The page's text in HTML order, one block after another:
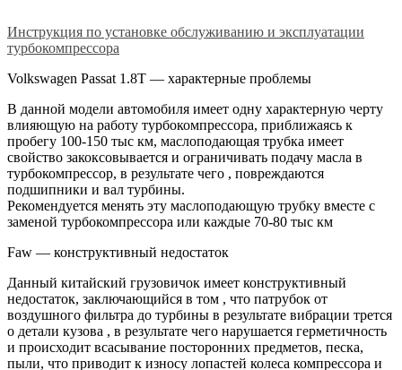
Инструкция по установке обслуживанию и эксплуатации
турбокомпрессора
Volkswagen Passat 1.8T — характерные проблемы
В данной модели автомобиля имеет одну характерную черту
влияющую на работу турбокомпрессора, приближаясь к
пробегу 100-150 тыс км, маслоподающая трубка имеет
свойство закоксовывается и ограничивать подачу масла в
турбокомпрессор, в результате чего , повреждаются
подшипники и вал турбины.
Рекомендуется менять эту маслоподающую трубку вместе с
заменой турбокомпрессора или каждые 70-80 тыс км
Faw — конструктивный недостаток
Данный китайский грузовичок имеет конструктивный
недостаток, заключающийся в том , что патрубок от
воздушного фильтра до турбины в результате вибрации трется
о детали кузова , в результате чего нарушается герметичность
и происходит всасывание посторонних предметов, песка,
пыли, что приводит к износу лопастей колеса компрессора и